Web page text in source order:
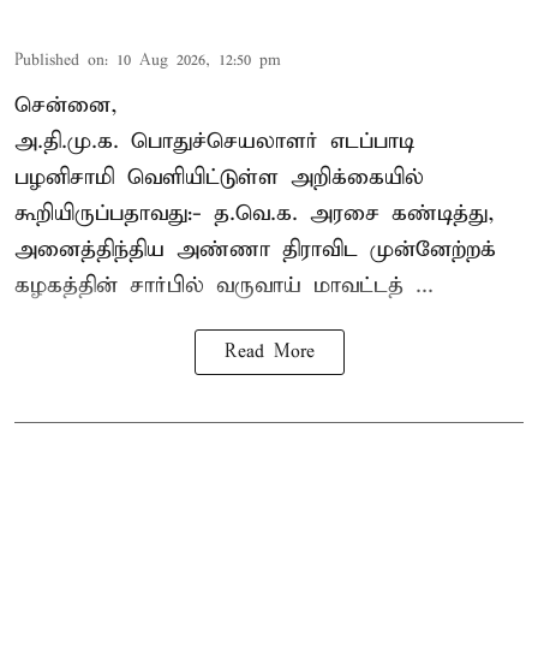
Published on: 10 Aug 2026, 12:50 pm
சென்னை,
அ.தி.மு.க. பொதுச்செயலாளர் எடப்பாடி
பழனிசாமி வெளியிட்டுள்ள அறிக்கையில்
கூறியிருப்பதாவது:- த.வெ.க. அரசை கண்டித்து,
அனைத்திந்திய அண்ணா திராவிட முன்னேற்றக்
கழகத்தின் சார்பில் வருவாய் மாவட்டத் ...
Read More